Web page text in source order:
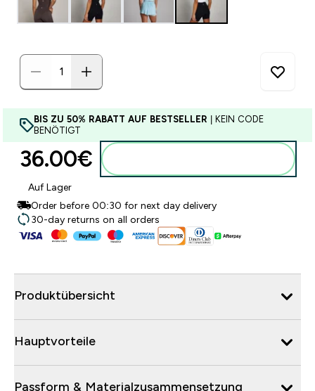
BIS ZU 50% RABATT AUF BESTSELLER | KEIN CODE
BENÖTIGT
36.00€‎
Auf Lager
Order before 00:30 for next day delivery
30-day returns on all orders
Produktübersicht
Hauptvorteile
Passform & Materialzusammensetzung